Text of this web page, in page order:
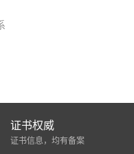
证书权威
证书信息，均有备案